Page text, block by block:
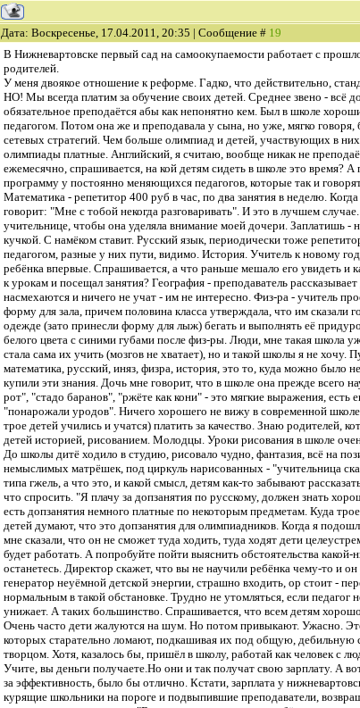
Дата: Воскресенье, 17.04.2011, 20:35 | Сообщение # 19
В Нижневартовске первый сад на самоокупаемости работает с
родителей.
У меня двоякое отношение к реформе. Гадко, что действительно,
НО! Мы всегда платим за обучение своих детей. Среднее звено - всё
обязательное преподаётся абы как непонятно кем. Был в школе
педагогом. Потом она же и преподавала у сына, но уже, мягко говоря,
сетевых стратегий. Чем больше олимпиад и детей, участвующих в
олимпиады платные. Английский, я считаю, вообще никак не
ежемесячно, спрашивается, на кой детям сидеть в школе это время?
программу у постоянно меняющихся педагогов, которые так и
Математика - репетитор 400 руб в час, по два занятия в неделю.
говорит: "Мне с тобой некогда разговаривать". И это в лучшем
учительнице, чтобы она уделяла внимание моей дочери. Заплатишь -
кучкой. С намёком ставит. Русский язык, периодически тоже
педагогом, разные у них пути, видимо. История. Учитель к новому
ребёнка впервые. Спрашивается, а что раньше мешало его увидеть и
к урокам и посещал занятия? География - преподаватель
насмехаются и ничего не учат - им не интересно. Физ-ра - учитель
форму для зала, причем половина класса утверждала, что им сказали
одежде (зато принесли форму для лыж) бегать и выполнять её
белого цвета с синими губами после физ-ры. Люди, мне такая школа
стала сама их учить (мозгов не хватает), но и такой школы я не хочу.
математика, русский, иняз, физра, история, это то, куда можно было
купили эти знания. Дочь мне говорит, что в школе она прежде всего
рот", "стадо баранов", "ржёте как кони" - это мягкие выражения, есть
"понарожали уродов". Ничего хорошего не вижу в современной
трое детей учились и учатся) платить за качество. Знаю родителей,
детей историей, рисованием. Молодцы. Уроки рисования в школе
До школы дитё ходило в студию, рисовало чудно, фантазия, всё на
немыслимых матрёшек, под циркуль нарисованных - "учительница
типа гжель, а что это, и какой смысл, детям как-то забывают
что спросить. "Я плачу за допзанятия по русскому, должен знать
есть допзанятия немного платные по некоторым предметам. Куда
детей думают, что это допзанятия для олимпиадников. Когда я
мне сказали, что он не сможет туда ходить, туда ходят дети
будет работать. А попробуйте пойти выяснить обстоятельства
останетесь. Директор скажет, что вы не научили ребёнка чему-то и
генератор неуёмной детской энергии, страшно входить, ор стоит -
нормальным в такой обстановке. Трудно не утомляться, если педагог
унижает. А таких большинство. Спрашивается, что всем детям
Очень часто дети жалуются на шум. Но потом привыкают. Ужасно.
которых старательно ломают, подкашивая их под общую, дебильную
творцом. Хотя, казалось бы, пришёл в школу, работай как человек с
Учите, вы деньги получаете.Но они и так получат свою зарплату. А
за эффективность, было бы отлично. Кстати, зарплата у
курящие школьники на пороге и подвыпившие преподаватели,